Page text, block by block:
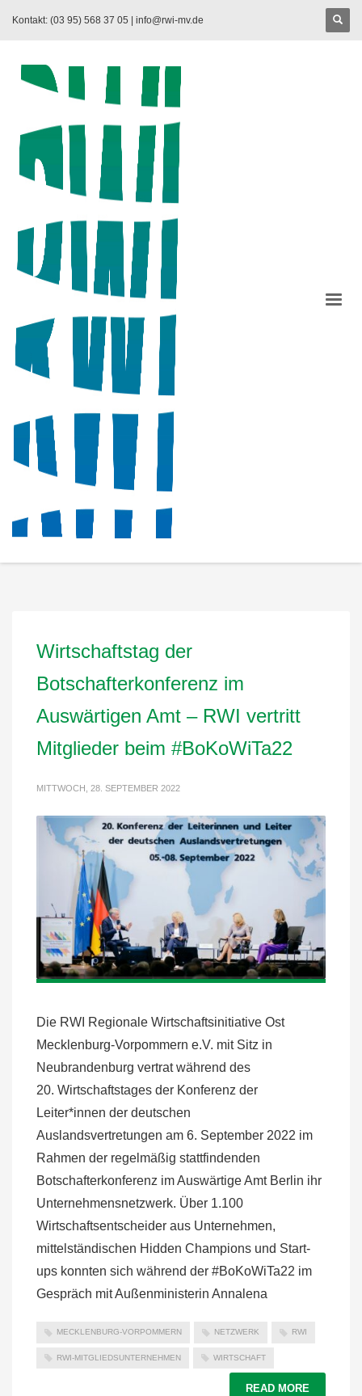
Kontakt: (03 95) 568 37 05 | info@rwi-mv.de
Wirtschaftstag der
Botschafterkonferenz im
Auswärtigen Amt – RWI vertritt
Mitglieder beim #BoKoWiTa22
MITTWOCH, 28. SEPTEMBER 2022
Die RWI Regionale Wirtschaftsinitiative Ost
Mecklenburg-Vorpommern e.V. mit Sitz in
Neubrandenburg vertrat während des
20. Wirtschaftstages der Konferenz der
Leiter*innen der deutschen
Auslandsvertretungen am 6. September 2022 im
Rahmen der regelmäßig stattfindenden
Botschafterkonferenz im Auswärtige Amt Berlin ihr
Unternehmensnetzwerk. Über 1.100
Wirtschaftsentscheider aus Unternehmen,
mittelständischen Hidden Champions und Start-
ups konnten sich während der #BoKoWiTa22 im
Gespräch mit Außenministerin Annalena
MECKLENBURG-VORPOMMERN NETZWERK RWI
RWI-MITGLIEDSUNTERNEHMEN WIRTSCHAFT
READ MORE